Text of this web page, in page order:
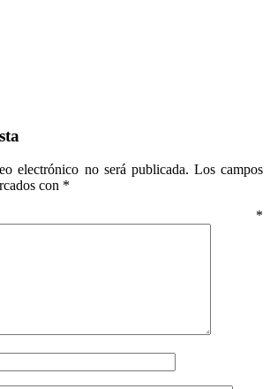
electrónico no será publicada. Los campos
con *
*